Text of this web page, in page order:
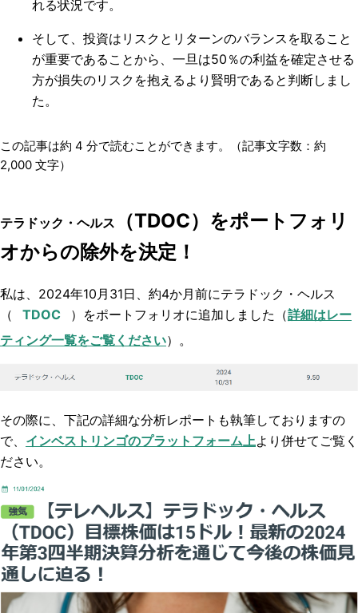
れる状況です。
そして、投資はリスクとリターンのバランスを取ること
が重要であることから、一旦は50％の利益を確定させる
方が損失のリスクを抱えるより賢明であると判断しまし
た。
この記事は約 4 分で読むことができます。（記事文字数：約
2,000 文字）
テラドック・ヘルス
（TDOC）をポートフォリ
オからの除外を決定！
私は、2024年10月31日、約4か月前にテラドック・ヘルス
（
）をポートフォリオに追加しました（詳細はレー
ティング一覧をご覧ください）。
その際に、下記の詳細な分析レポートも執筆しておりますの
で、 インベストリンゴのプラットフォーム上より併せてご覧く
ださい。